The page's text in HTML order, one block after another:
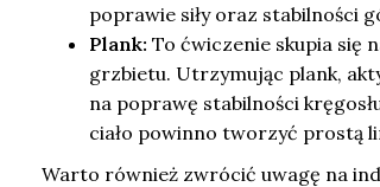
poprawie siły oraz stabilności
Plank: To ćwiczenie skupia się
grzbietu. Utrzymując plank,
na poprawę stabilności
ciało powinno tworzyć prostą
Warto również zwrócić uwagę na